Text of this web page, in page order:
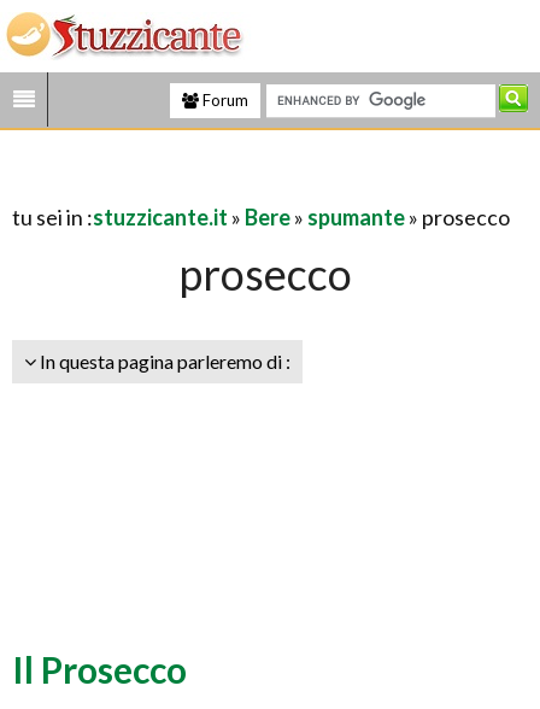
Forum
tu sei in :stuzzicante.it » Bere» spumante» prosecco
prosecco
In questa pagina parleremo di :
Il Prosecco